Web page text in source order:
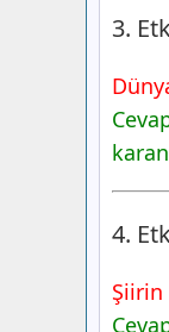
3.
4.
Şiirin